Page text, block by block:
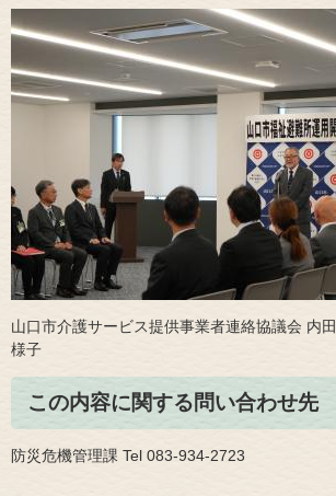
山口市介護サービス提供事業者連絡協議会 内
様子
この内容に関する問い合わせ先
防災危機管理課 Tel 083-934-2723